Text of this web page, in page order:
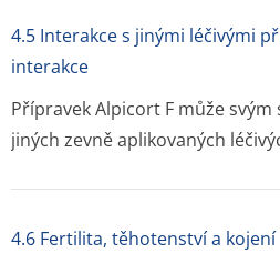
4.5 Interakce s jinými léčivými
interakce
Přípravek Alpicort F může
jiných zevně aplikovaných
4.6 Fertilita, těhotenství a kojení